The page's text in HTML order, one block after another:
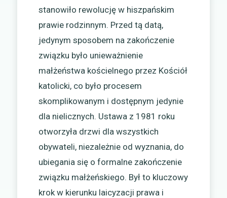
stanowiło rewolucję w hiszpańskim
prawie rodzinnym. Przed tą datą,
jedynym sposobem na zakończenie
związku było unieważnienie
małżeństwa kościelnego przez Kościół
katolicki, co było procesem
skomplikowanym i dostępnym jedynie
dla nielicznych. Ustawa z 1981 roku
otworzyła drzwi dla wszystkich
obywateli, niezależnie od wyznania, do
ubiegania się o formalne zakończenie
związku małżeńskiego. Był to kluczowy
krok w kierunku laicyzacji prawa i